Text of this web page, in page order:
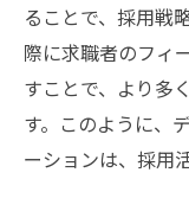
ることで、採用戦
際に求職者のフィ
すことで、より多
す。このように、
ーションは、採用